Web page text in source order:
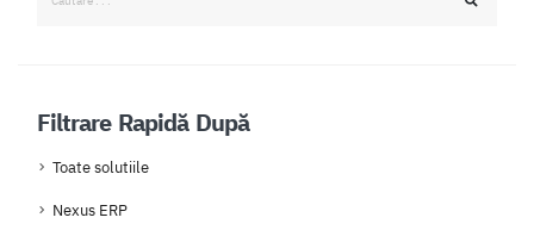
Filtrare Rapidă După
Toate solutiile
Nexus ERP